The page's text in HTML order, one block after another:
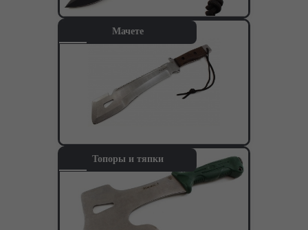
Ножи для выживания
Кухонные ножи
Кухонные ножи из стали VG-10
Городские
Комплектующие под производство ножей
Ножи кованые из стали 95Х18
Ножи из стали AUS10Co
Мачете
Топоры и тяпки